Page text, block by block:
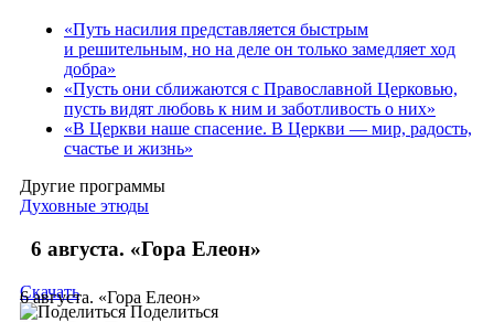
«Путь насилия представляется быстрым
и решительным, но на деле он только замедляет ход
добра»
«Пусть они сближаются с Православной Церковью,
пусть видят любовь к ним и заботливость о них»
«В Церкви наше спасение. В Церкви — мир, радость,
счастье и жизнь»
Другие программы
Духовные этюды
6 августа. «Гора Елеон»
6 августа. «Гора Елеон»
Скачать
Поделиться